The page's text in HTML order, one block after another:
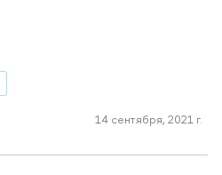
14 сентября, 2021 г.